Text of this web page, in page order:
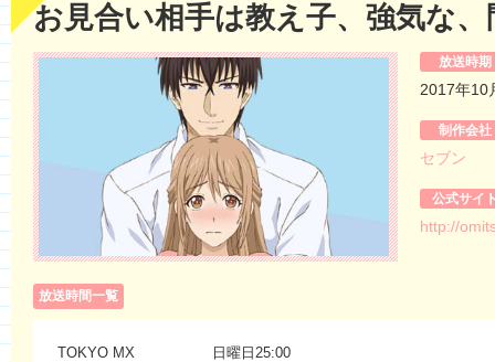
お見合い相手は教え子、強気な、
放送時期
2017年10
制作会社
セブン
公式サイ
http://
放送時間一覧
TOKYO MX
日曜日25:00